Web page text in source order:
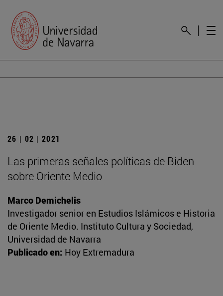
26 | 02 | 2021
Las primeras señales políticas de Biden
sobre Oriente Medio
Marco Demichelis
Investigador senior en Estudios Islámicos e Historia
de Oriente Medio. Instituto Cultura y Sociedad,
Universidad de Navarra
Publicado en: Hoy Extremadura